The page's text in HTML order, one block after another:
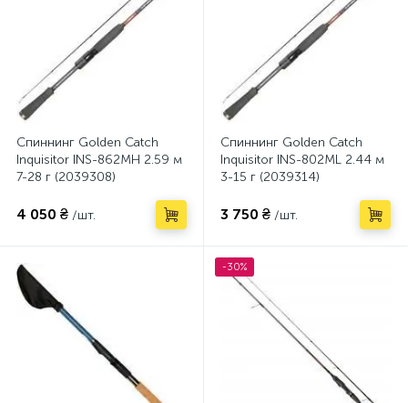
Спиннинг Golden Catch
Inquisitor INS-862MH 2.59 м
7-28 г (2039308)
4 050 ₴ /шт.
Спиннинг Golden Catch
Inquisitor INS-802ML 2.44 м
3-15 г (2039314)
3 750 ₴ /шт.
-30%